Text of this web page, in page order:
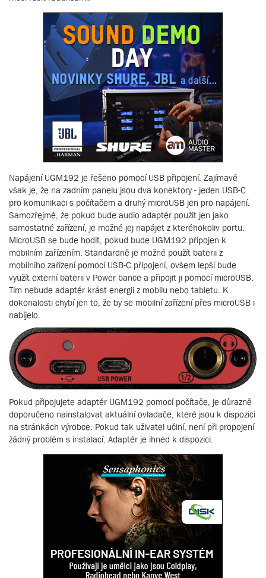
Napájení UGM192 je řešeno pomocí USB připojení. Zajímavé
však je, že na zadním panelu jsou dva konektory - jeden USB-C
pro komunikaci s počítačem a druhý microUSB jen pro napájení.
Samozřejmě, že pokud bude audio adaptér použit jen jako
samostatné zařízení, je možné jej napájet z kteréhokoliv portu.
MicroUSB se bude hodit, pokud bude UGM192 připojen k
mobilním zařízením. Standardně je možné použít baterii z
mobilního zařízení pomocí USB-C připojení, ovšem lepší bude
využít externí baterii v Power bance a připojit ji pomocí microUSB.
Tím nebude adaptér krást energii z mobilu nebo tabletu. K
dokonalosti chybí jen to, že by se mobilní zařízení přes microUSB i
nabíjelo.
Pokud připojujete adaptér UGM192 pomocí počítače, je důrazně
doporučeno nainstalovat aktuální ovladače, které jsou k dispozici
na stránkách výrobce. Pokud tak uživatel učiní, není při propojení
žádný problém s instalací. Adaptér je ihned k dispozici.